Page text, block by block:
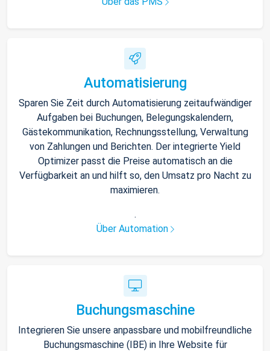
Automatisierung
Sparen Sie Zeit durch Automatisierung zeitaufwändiger
Aufgaben bei Buchungen, Belegungskalendern,
Gästekommunikation, Rechnungsstellung, Verwaltung
von Zahlungen und Berichten. Der integrierte Yield
Optimizer passt die Preise automatisch an die
Verfügbarkeit an und hilft so, den Umsatz pro Nacht zu
maximieren.
.
Über Automation
Buchungsmaschine
Integrieren Sie unsere anpassbare und mobilfreundliche
Buchungsmaschine (IBE) in Ihre Website für